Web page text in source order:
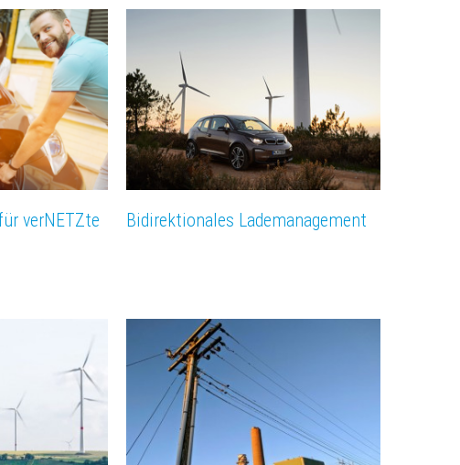
verNETZte
Bidirektionales Lademanagement